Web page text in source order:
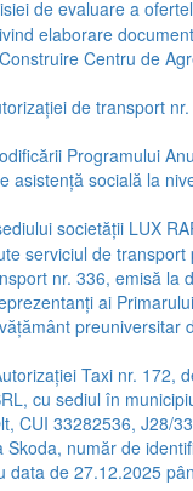
de evaluare a
elaborare
Centru de
de transport
Programului
asistență socială la
societății LUX
serviciul de
nr. 336, emisă la
ai
preuniversitar
Taxi nr. 172,
cu sediul în
CUI 33282536, J28/
număr de
de 27.12.2025